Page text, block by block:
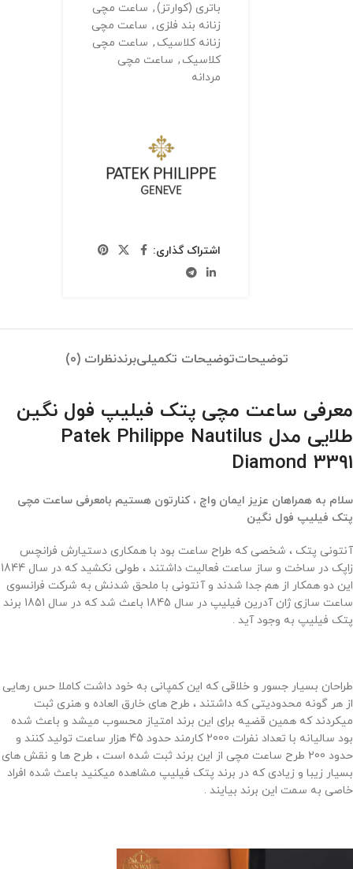
باتری (کوارتز), ساعت مچی
زنانه بند فلزی , ساعت مچی
زنانه کلاسیک , ساعت مچی
کلاسیک , ساعت مچی
مردانه
اشتراک گذاری:
توضیحاتتوضیحات تکمیلیبرندنظرات (0)
معرفی ساعت مچی پتک فیلیپ فول نگین
طلایی مدل Patek Philippe Nautilus
Diamond 3391
سلام به همراهان عزیز ایمان واچ ، کنارتون هستیم بامعرفی ساعت مچی
پتک فیلیپ فول نگین
آنتونی پتک ، شخصی که طراح ساعت بود با همکاری دستیارش فرانچس
زاپک در ساخت و ساز ساعت فعالیت داشتند ، طولی نکشید که در سال 1844
این دو همکار از هم جدا شدند و آنتونی با ملحق شدنش به شرکت فرانسوی
ساعت سازی ژان آدرین فیلیپ در سال 1845 باعث شد که در سال 1851 برند
پتک فیلیپ به وجود آید .
طراحان بسیار جسور و خلاقی که این کمپانی به خود داشت کاملا حس رهایی
از هر گونه محدودیتی که داشتند ، طرح های خارق العاده و هنری ثبت
میکردند که همین قضیه برای این برند امتیاز محسوب میشد و باعث شده
بود سالیانه با تعداد نفرات 2000 کارمند حدود 45 هزار ساعت تولید کنند و
حدود 200 طرح ساعت مچی از این برند ثبت شده است ، طرح ها و نقش های
بسیار زیبا و زیادی که در برند پتک فیلیپ مشاهده میکنید باعث شده افراد
خاصی به سمت این برند بیایند .